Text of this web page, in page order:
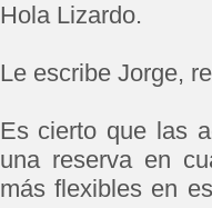
Hola Lizardo.
Le escribe Jorge,
Es cierto que las
una reserva en
más flexibles en